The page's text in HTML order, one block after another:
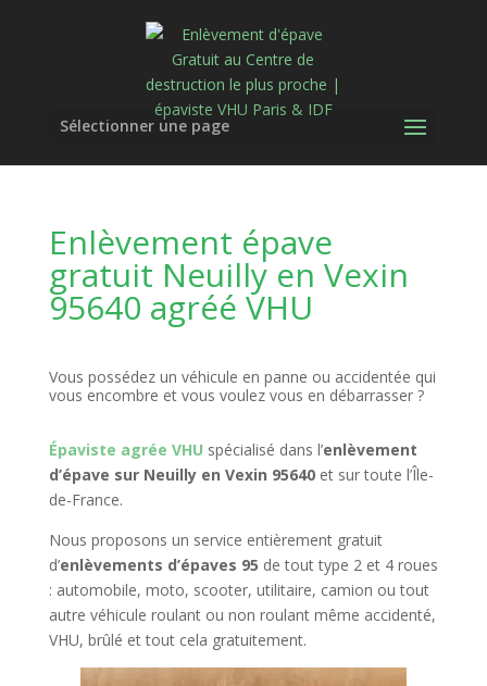
Sélectionner une page
Enlèvement épave
gratuit Neuilly en Vexin
95640 agréé VHU
Vous possédez un véhicule en panne ou accidentée qui
vous encombre et vous voulez vous en débarrasser ?
Épaviste agrée VHU spécialisé dans l’enlèvement
d’épave sur Neuilly en Vexin 95640et sur toute l’Île-
de-France.
Nous proposons un service entièrement gratuit
d’enlèvements d’épaves 95 de tout type 2 et 4 roues
: automobile, moto, scooter, utilitaire, camion ou tout
autre véhicule roulant ou non roulant même accidenté,
VHU, brûlé et tout cela gratuitement.